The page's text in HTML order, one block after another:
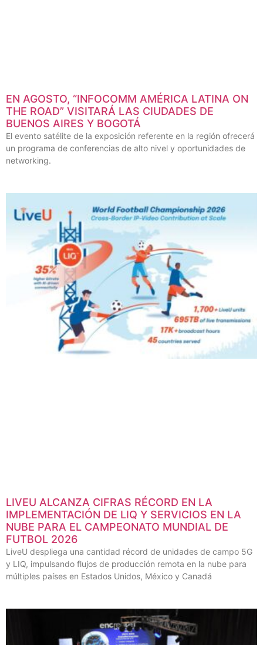
EN AGOSTO, “INFOCOMM AMÉRICA LATINA ON
THE ROAD” VISITARÁ LAS CIUDADES DE
BUENOS AIRES Y BOGOTÁ
El evento satélite de la exposición referente en la región ofrecerá
un programa de conferencias de alto nivel y oportunidades de
networking.
LIVEU ALCANZA CIFRAS RÉCORD EN LA
IMPLEMENTACIÓN DE LIQ Y SERVICIOS EN LA
NUBE PARA EL CAMPEONATO MUNDIAL DE
FUTBOL 2026
LiveU despliega una cantidad récord de unidades de campo 5G
y LIQ, impulsando flujos de producción remota en la nube para
múltiples países en Estados Unidos, México y Canadá